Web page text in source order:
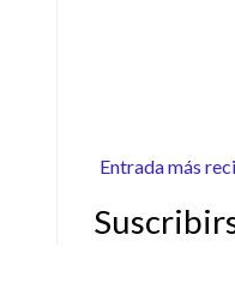
Entrada más